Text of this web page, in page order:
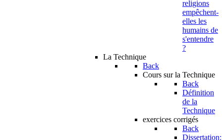
religions
empêchent-
elles les
humains de
s'entendre
?
La Technique
Back
Cours sur la Technique
Back
Définition
de la
Technique
exercices corrigés
Back
Dissertation: